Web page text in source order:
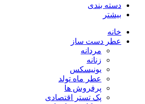
دسته بندی
بیشتر
خانه
عطر دست ساز
مردانه
زنانه
یونیسکس
عطر ماه تولد
پرفروش ها
پک تستر اقتصادی